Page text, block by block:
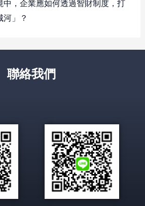
中，企業應如何透過智財制度，打
」？
聯絡我們